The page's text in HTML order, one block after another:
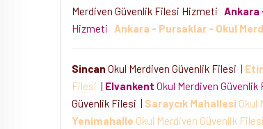
Merdiven Güvenlik Filesi Hizmeti Ankara
Hizmeti
Ankara - Pursaklar - Okul
Sincan Okul Merdiven Güvenlik Filesi
Filesi
Elvankent Okul Merdiven Güvenlik
Güvenlik Filesi
Saraycık Mahallesi Okul
Yenimahalle Okul Merdiven Güvenlik Filesi